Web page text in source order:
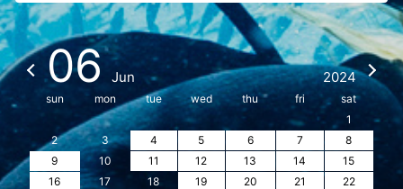
06 Jun 2024
sun mon tue wed thu fri
sat
1
2
3 4 5 6 7
8
9
10 11 12 13 14
15
16
17 18 19 20 21
22